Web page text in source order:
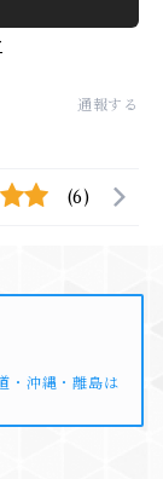
通報する
(6)
・沖縄・離島は